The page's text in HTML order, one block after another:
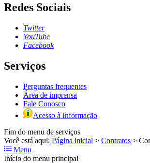
Redes Sociais
Twitter
YouTube
Facebook
Serviços
Perguntas frequentes
Área de imprensa
Fale Conosco
Acesso à Informação
Fim do menu de serviços
Você está aqui: Página inicial > Contratos >
Menu
Início do menu principal